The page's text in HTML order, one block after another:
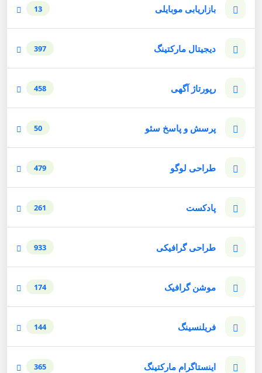
بازاریابی موبایلی 13
دیجیتال مارکتینگ 397
رپورتاژ آگهی 458
پرسش و پاسخ سئو 50
طراحی لوگو 479
پادکست 261
طراحی گرافیکی 933
موشن گرافیک 174
فریلنسینگ 144
اینستاگرام مارکتینگ 365